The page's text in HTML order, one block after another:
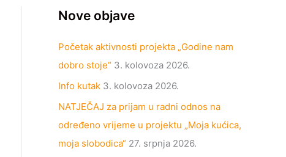
Nove objave
Početak aktivnosti projekta „Godine nam
dobro stoje“ 3. kolovoza 2026.
Info kutak 3. kolovoza 2026.
NATJEČAJ za prijam u radni odnos na
određeno vrijeme u projektu „Moja kućica,
moja slobodica“ 27. srpnja 2026.
j
e